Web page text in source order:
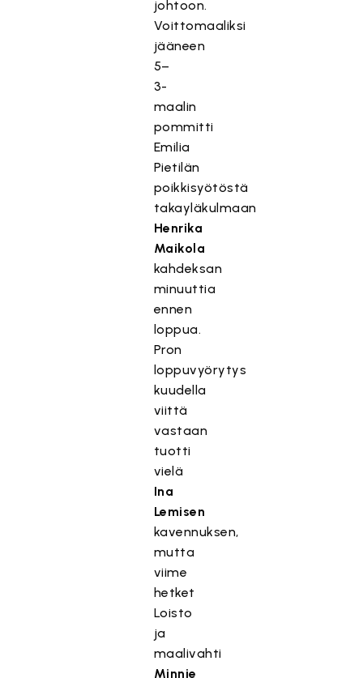
johtoon.
Voittomaaliksi
jääneen
5–
3-
maalin
pommitti
Emilia
Pietilän
poikkisyötöstä
takayläkulmaan
Henrika
Maikola
kahdeksan
minuuttia
ennen
loppua.
Pron
loppuvyörytys
kuudella
viittä
vastaan
tuotti
vielä
Ina
Lemisen
kavennuksen,
mutta
viime
hetket
Loisto
ja
maalivahti
Minnie